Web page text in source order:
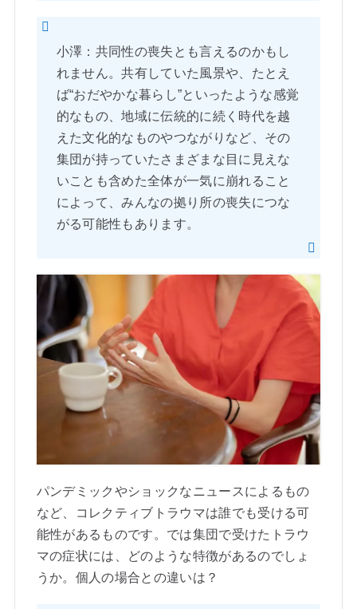
小澤：共同性の喪失とも言えるのかもし
れません。共有していた風景や、たとえ
ば“おだやかな暮らし”といったような感覚
的なもの、地域に伝統的に続く時代を越
えた文化的なものやつながりなど、その
集団が持っていたさまざまな目に見えな
いことも含めた全体が一気に崩れること
によって、みんなの拠り所の喪失につな
がる可能性もあります。
パンデミックやショックなニュースによるもの
など、コレクティブトラウマは誰でも受ける可
能性があるものです。では集団で受けたトラウ
マの症状には、どのような特徴があるのでしょ
うか。個人の場合との違いは？